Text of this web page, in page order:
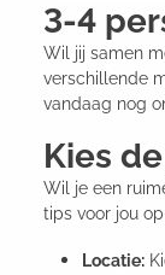
3-4
Wil jij samen
verschillende
vandaag nog
Kies
Wil je een
tips voor jou
Locatie: